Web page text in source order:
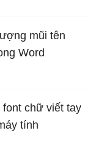
mũi tên
Word
chữ viết tay
tính